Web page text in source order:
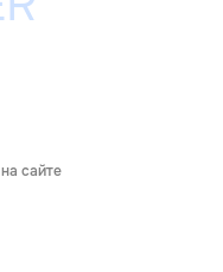
сайте